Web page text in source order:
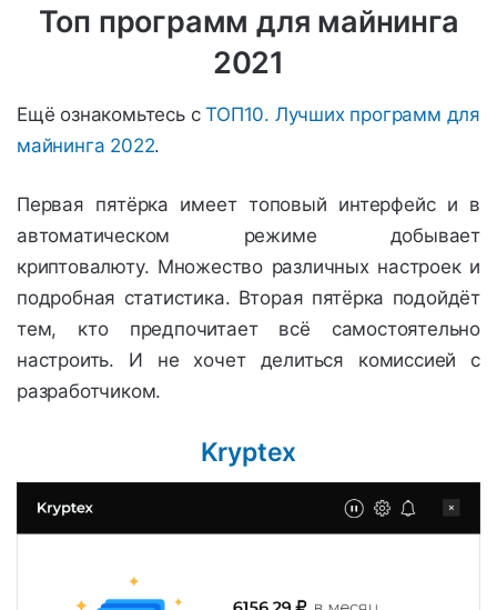
Топ программ для майнинга
2021
Ещё ознакомьтесь сТОП10. Лучших программ для
майнинга 2022.
Первая пятёрка имеет топовый интерфейс и в
автоматическом режиме добывает
криптовалюту. Множество различных настроек и
подробная статистика. Вторая пятёрка подойдёт
тем, кто предпочитает всё самостоятельно
настроить. И не хочет делиться комиссией с
разработчиком.
Kryptex